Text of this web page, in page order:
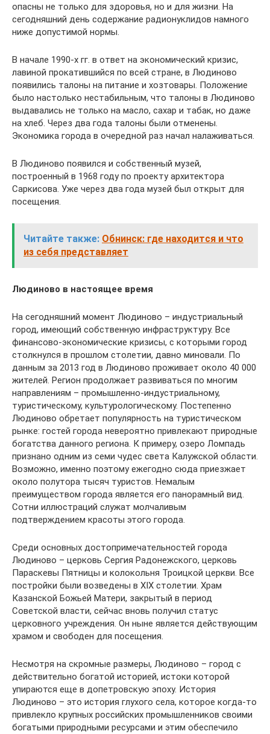
опасны не только для здоровья, но и для жизни. На
сегодняшний день содержание радионуклидов намного
ниже допустимой нормы.
В начале 1990-х гг. в ответ на экономический кризис,
лавиной прокатившийся по всей стране, в Людиново
появились талоны на питание и хозтовары. Положение
было настолько нестабильным, что талоны в Людиново
выдавались не только на масло, сахар и табак, но даже
на хлеб. Через два года талоны были отменены.
Экономика города в очередной раз начал налаживаться.
В Людиново появился и собственный музей,
построенный в 1968 году по проекту архитектора
Саркисова. Уже через два года музей был открыт для
посещения.
Читайте также: Обнинск: где находится и что
из себя представляет
Людиново в настоящее время
На сегодняшний момент Людиново – индустриальный
город, имеющий собственную инфраструктуру. Все
финансово-экономические кризисы, с которыми город
столкнулся в прошлом столетии, давно миновали. По
данным за 2013 год в Людиново проживает около 40 000
жителей. Регион продолжает развиваться по многим
направлениям – промышленно-индустриальному,
туристическому, культурологическому. Постепенно
Людиново обретает популярность на туристическом
рынке: гостей города невероятно привлекают природные
богатства данного региона. К примеру, озеро Ломпадь
признано одним из семи чудес света Калужской области.
Возможно, именно поэтому ежегодно сюда приезжает
около полутора тысяч туристов. Немалым
преимуществом города является его панорамный вид.
Сотни иллюстраций служат молчаливым
подтверждением красоты этого города.
Среди основных достопримечательностей города
Людиново – церковь Сергия Радонежского, церковь
Параскевы Пятницы и колокольня Троицкой церкви. Все
постройки были возведены в XIX столетии. Храм
Казанской Божьей Матери, закрытый в период
Советской власти, сейчас вновь получил статус
церковного учреждения. Он ныне является действующим
храмом и свободен для посещения.
Несмотря на скромные размеры, Людиново – город с
действительно богатой историей, истоки которой
упираются еще в допетровскую эпоху. История
Людиново – это история глухого села, которое когда-то
привлекло крупных российских промышленников своими
богатыми природными ресурсами и этим обеспечило